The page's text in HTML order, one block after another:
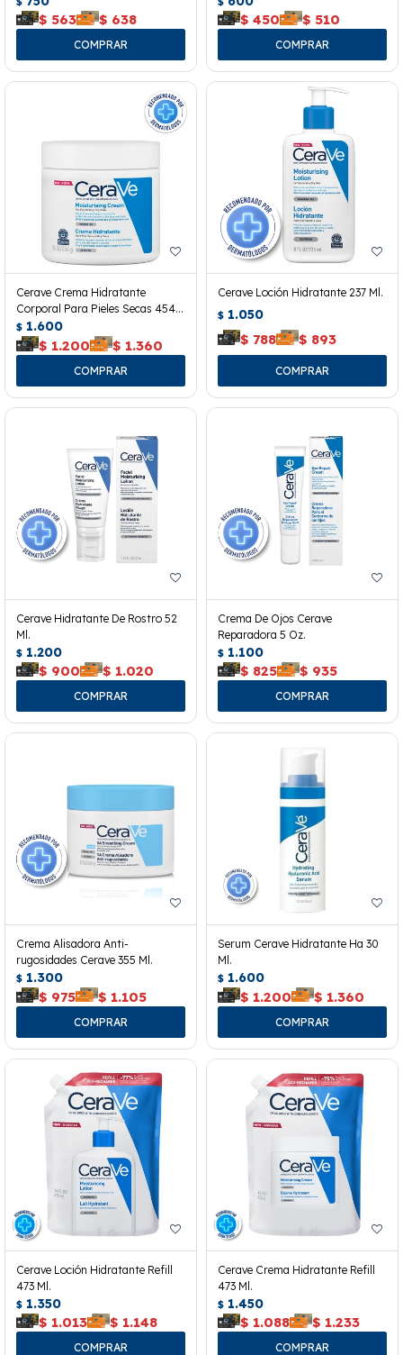
$ 563 $ 638 $ 450 $ 510
Cerave Crema Hidratante
Corporal Para Pieles Secas 454
Grs.
$ 1.600
$ 1.200 $ 1.360
Cerave Loción Hidratante 237 Ml.
$ 1.050
$ 788 $ 893
Cerave Hidratante De Rostro 52
Ml.
$ 1.200
$ 900 $ 1.020
Crema De Ojos Cerave
Reparadora 5 Oz.
$ 1.100
$ 825 $ 935
Crema Alisadora Anti-
rugosidades Cerave 355 Ml.
$ 1.300
$ 975 $ 1.105
Serum Cerave Hidratante Ha 30
Ml.
$ 1.600
$ 1.200 $ 1.360
Cerave Loción Hidratante Refill
473 Ml.
$ 1.350
$ 1.013 $ 1.148
Cerave Crema Hidratante Refill
473 Ml.
$ 1.450
$ 1.088 $ 1.233